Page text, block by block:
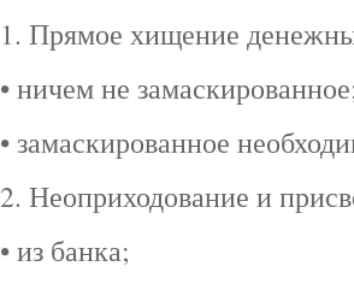
1. Прямое хищение
• ничем не
• замаскированное
2. Неоприходование и
• из банка;